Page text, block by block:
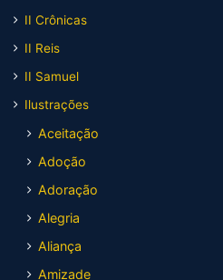
II Crônicas
II Reis
II Samuel
Ilustrações
Aceitação
Adoção
Adoração
Alegria
Aliança
Amizade